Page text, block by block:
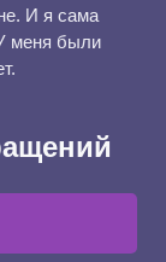
И я сама
меня были